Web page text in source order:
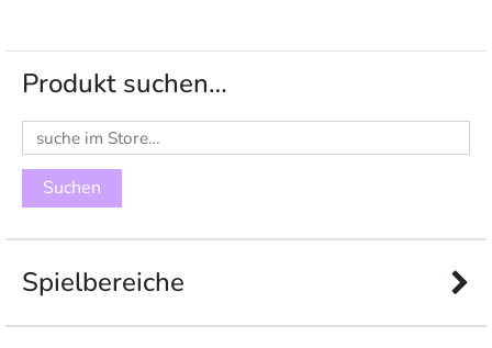
Produkt suchen…
Suchen
nach:
Spielbereiche